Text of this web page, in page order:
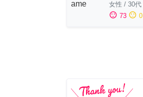
女性 / 30代
sentiment_satisfied 73 sentiment_neutral 0